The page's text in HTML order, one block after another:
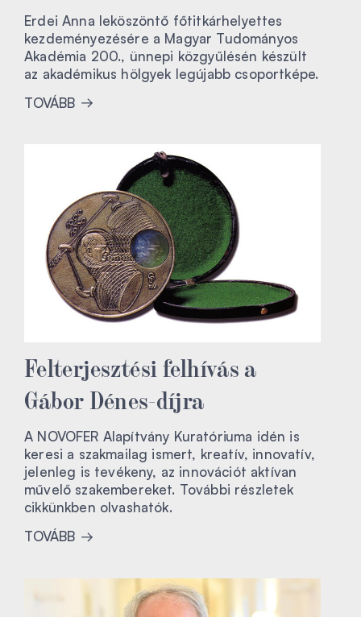
Erdei Anna leköszöntő főtitkárhelyettes
kezdeményezésére a Magyar Tudományos
Akadémia 200., ünnepi közgyűlésén készült
az akadémikus hölgyek legújabb csoportképe.
TOVÁBB
Felterjesztési felhívás a
Gábor Dénes-díjra
A NOVOFER Alapítvány Kuratóriuma idén is
keresi a szakmailag ismert, kreatív, innovatív,
jelenleg is tevékeny, az innovációt aktívan
művelő szakembereket. További részletek
cikkünkben olvashatók.
TOVÁBB